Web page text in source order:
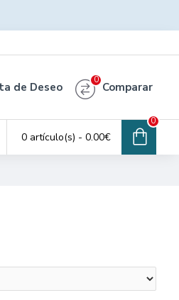
de Deseo Comparar
0
0 artículo(s) - 0.00€
0